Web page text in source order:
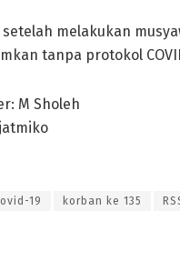
setelah melakukan
tanpa protokol
M Sholeh
19 korban ke 135